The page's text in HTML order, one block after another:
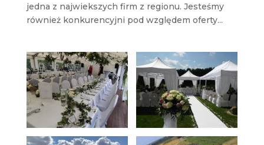
jedna z najwiekszych firm z regionu. Jesteśmy
również konkurencyjni pod względem oferty...